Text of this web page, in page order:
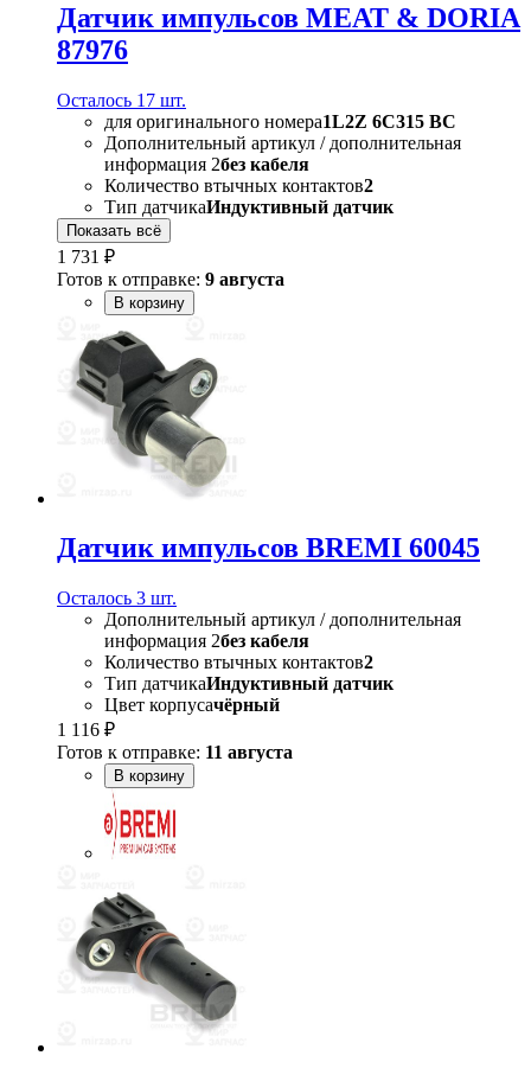
Датчик импульсов MEAT & DORIA
87976
Осталось 17 шт.
для оригинального номера1L2Z 6C315 BC
Дополнительный артикул / дополнительная
информация 2без кабеля
Количество втычных контактов2
Тип датчикаИндуктивный датчик
Показать всё
1 731 ₽
Готов к отправке: 9 августа
В корзину
Датчик импульсов BREMI 60045
Осталось 3 шт.
Дополнительный артикул / дополнительная
информация 2без кабеля
Количество втычных контактов2
Тип датчикаИндуктивный датчик
Цвет корпусачёрный
1 116 ₽
Готов к отправке: 11 августа
В корзину